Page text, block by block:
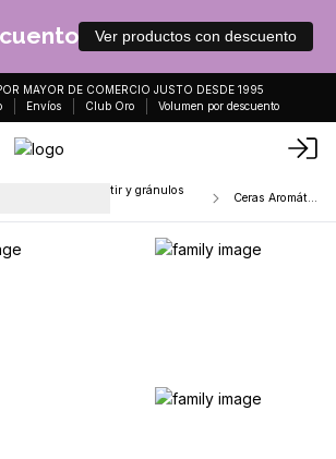
Ver productos con descuento
MAYOR DE COMERCIO JUSTO DESDE 1995
Envíos Club Oro Volumen por descuento
de soja para derretir y gránulos
Ceras Aromáticas